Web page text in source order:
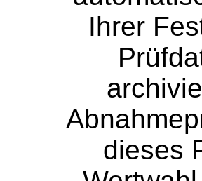
Ihrer
dieses